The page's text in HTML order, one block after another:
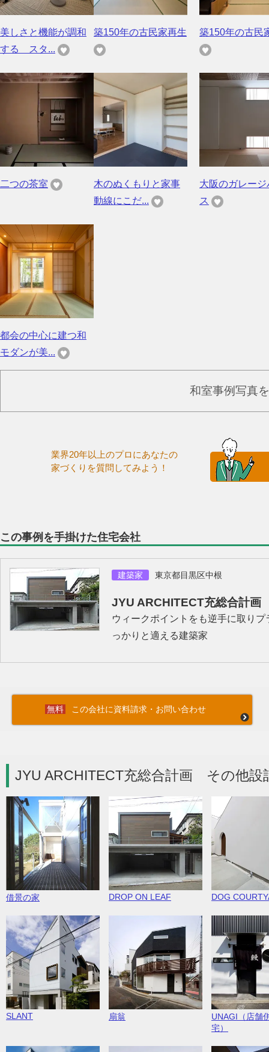
美しさと機能が調和
する スタ...
築150年の古民家再生 築150年の古民
二つの茶室
木のぬくもりと家事
動線にこだ...
大阪のガレージ
ス
都会の中心に建つ和
モダンが美...
和室事例写真
業界20年以上のプロにあなたの
家づくりを質問してみよう！
この事例を手掛けた住宅会社
建築家 東京都目黒区中根
JYU ARCHITECT充総合計画
ウィークポイントをも逆手に取り
っかりと適える建築家
この会社に資料請求・お問い合わせ
JYU ARCHITECT充総合計画 その他
借景の家 DROP ON LEAF DOG
SLANT 扇翁
UNAGI（店舗
宅）